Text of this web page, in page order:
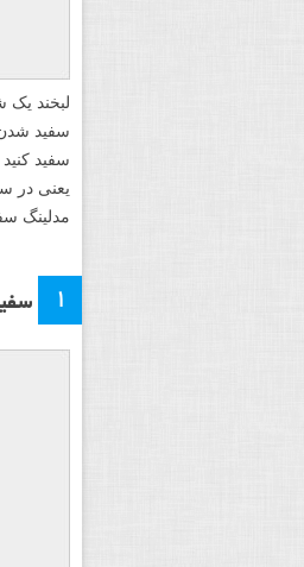
لبخند
سفید
سفید
یعنی در
مدلینگ
۱